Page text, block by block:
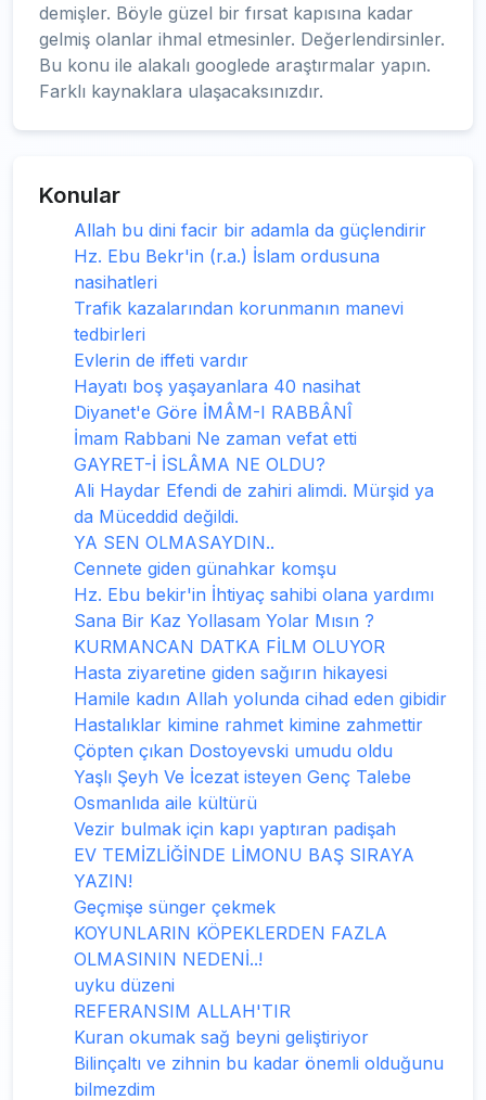
demişler. Böyle güzel bir fırsat kapısına kadar
gelmiş olanlar ihmal etmesinler. Değerlendirsinler.
Bu konu ile alakalı googlede araştırmalar yapın.
Farklı kaynaklara ulaşacaksınızdır.
Konular
Allah bu dini facir bir adamla da güçlendirir
Hz. Ebu Bekr'in (r.a.) İslam ordusuna
nasihatleri
Trafik kazalarından korunmanın manevi
tedbirleri
Evlerin de iffeti vardır
Hayatı boş yaşayanlara 40 nasihat
Diyanet'e Göre İMÂM-I RABBÂNÎ
İmam Rabbani Ne zaman vefat etti
GAYRET-İ İSLÂMA NE OLDU?
Ali Haydar Efendi de zahiri alimdi. Mürşid ya
da Müceddid değildi.
YA SEN OLMASAYDIN..
Cennete giden günahkar komşu
Hz. Ebu bekir'in İhtiyaç sahibi olana yardımı
Sana Bir Kaz Yollasam Yolar Mısın ?
KURMANCAN DATKA FİLM OLUYOR
Hasta ziyaretine giden sağırın hikayesi
Hamile kadın Allah yolunda cihad eden gibidir
Hastalıklar kimine rahmet kimine zahmettir
Çöpten çıkan Dostoyevski umudu oldu
Yaşlı Şeyh Ve İcezat isteyen Genç Talebe
Osmanlıda aile kültürü
Vezir bulmak için kapı yaptıran padişah
EV TEMİZLİĞİNDE LİMONU BAŞ SIRAYA
YAZIN!
Geçmişe sünger çekmek
KOYUNLARIN KÖPEKLERDEN FAZLA
OLMASININ NEDENİ..!
uyku düzeni
REFERANSIM ALLAH'TIR
Kuran okumak sağ beyni geliştiriyor
Bilinçaltı ve zihnin bu kadar önemli olduğunu
bilmezdim